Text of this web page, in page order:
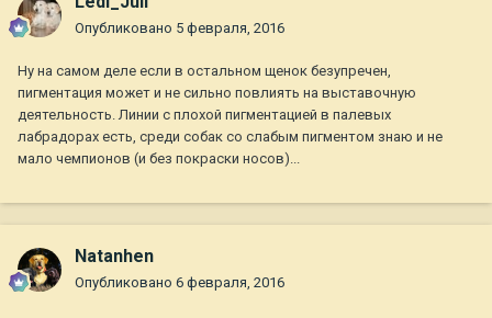
Опубликовано 5 февраля, 2016
Ну на самом деле если в остальном щенок безупречен,
пигментация может и не сильно повлиять на выставочную
деятельность. Линии с плохой пигментацией в палевых
лабрадорах есть, среди собак со слабым пигментом знаю и не
мало чемпионов (и без покраски носов)...
Natanhen
Опубликовано 6 февраля, 2016